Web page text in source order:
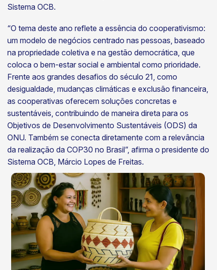
Sistema OCB.
“O tema deste ano reflete a essência do cooperativismo:
um modelo de negócios centrado nas pessoas, baseado
na propriedade coletiva e na gestão democrática, que
coloca o bem-estar social e ambiental como prioridade.
Frente aos grandes desafios do século 21, como
desigualdade, mudanças climáticas e exclusão financeira,
as cooperativas oferecem soluções concretas e
sustentáveis, contribuindo de maneira direta para os
Objetivos de Desenvolvimento Sustentáveis (ODS) da
ONU. Também se conecta diretamente com a relevância
da realização da COP30 no Brasil”, afirma o presidente do
Sistema OCB, Márcio Lopes de Freitas.